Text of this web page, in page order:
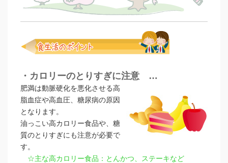
・カロリーのとりすぎに注意 …
肥満は動脈硬化を悪化させる高
脂血症や高血圧、糖尿病の原因
となります。
油っこい高カロリー食品や、糖
質のとりすぎにも注意が必要で
す。
☆主な高カロリー食品：とんかつ、ステーキなど